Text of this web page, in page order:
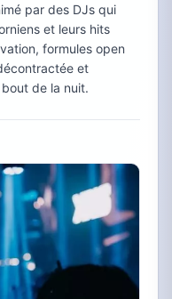
par des DJs qui
et leurs hits
formules open
et
de la nuit.